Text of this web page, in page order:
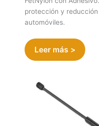
protección y
automóviles.
Leer más >